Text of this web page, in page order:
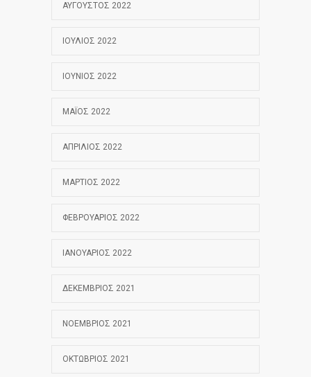
ΑΎΓΟΥΣΤΟΣ 2022
ΙΟΎΛΙΟΣ 2022
ΙΟΎΝΙΟΣ 2022
ΜΆΙΟΣ 2022
ΑΠΡΊΛΙΟΣ 2022
ΜΆΡΤΙΟΣ 2022
ΦΕΒΡΟΥΆΡΙΟΣ 2022
ΙΑΝΟΥΆΡΙΟΣ 2022
ΔΕΚΈΜΒΡΙΟΣ 2021
ΝΟΈΜΒΡΙΟΣ 2021
ΟΚΤΏΒΡΙΟΣ 2021